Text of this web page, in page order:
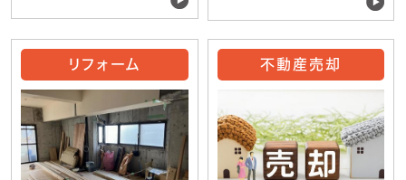
リフォーム 不動産売却